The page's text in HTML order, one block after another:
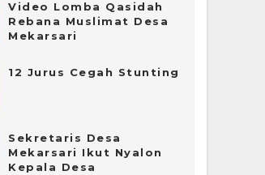
Video Lomba Qasidah
Rebana Muslimat Desa
Mekarsari
12 Jurus Cegah Stunting
Sekretaris Desa
Mekarsari Ikut Nyalon
Kepala Desa